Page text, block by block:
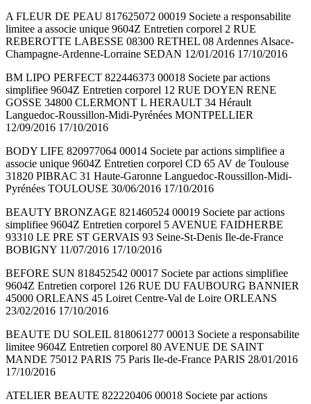
A FLEUR DE PEAU 817625072 00019 Societe a responsabilite
limitee a associe unique 9604Z Entretien corporel 2 RUE
REBEROTTE LABESSE 08300 RETHEL 08 Ardennes Alsace-
Champagne-Ardenne-Lorraine SEDAN 12/01/2016 17/10/2016
BM LIPO PERFECT 822446373 00018 Societe par actions
simplifiee 9604Z Entretien corporel 12 RUE DOYEN RENE
GOSSE 34800 CLERMONT L HERAULT 34 Hérault
Languedoc-Roussillon-Midi-Pyrénées MONTPELLIER
12/09/2016 17/10/2016
BODY LIFE 820977064 00014 Societe par actions simplifiee a
associe unique 9604Z Entretien corporel CD 65 AV de Toulouse
31820 PIBRAC 31 Haute-Garonne Languedoc-Roussillon-Midi-
Pyrénées TOULOUSE 30/06/2016 17/10/2016
BEAUTY BRONZAGE 821460524 00019 Societe par actions
simplifiee 9604Z Entretien corporel 5 AVENUE FAIDHERBE
93310 LE PRE ST GERVAIS 93 Seine-St-Denis Ile-de-France
BOBIGNY 11/07/2016 17/10/2016
BEFORE SUN 818452542 00017 Societe par actions simplifiee
9604Z Entretien corporel 126 RUE DU FAUBOURG BANNIER
45000 ORLEANS 45 Loiret Centre-Val de Loire ORLEANS
23/02/2016 17/10/2016
BEAUTE DU SOLEIL 818061277 00013 Societe a responsabilite
limitee 9604Z Entretien corporel 80 AVENUE DE SAINT
MANDE 75012 PARIS 75 Paris Ile-de-France PARIS 28/01/2016
17/10/2016
ATELIER BEAUTE 822220406 00018 Societe par actions